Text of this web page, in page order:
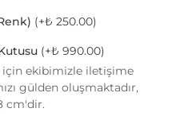
(+₺ 250.00)
(+₺ 990.00)
ekibimizle iletişime
gülden oluşmaktadır,
cm'dir.